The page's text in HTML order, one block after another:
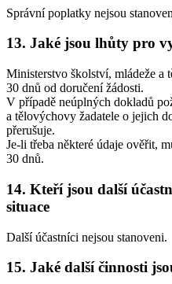
Správní poplatky nejsou
13. Jaké jsou lhůty pro
Ministerstvo školství, mládeže a
30 dnů od doručení žádosti.
V případě neúplných dokladů
a tělovýchovy žadatele o jejich
přerušuje.
Je-li třeba některé údaje ověřit,
30 dnů.
14. Kteří jsou další
situace
Další účastníci nejsou stanoveni.
15. Jaké další činnosti